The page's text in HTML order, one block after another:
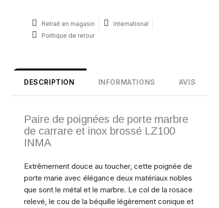
Retrait en magasin
International
Politique de retour
DESCRIPTION INFORMATIONS AVIS
Paire de poignées de porte marbre
de carrare et inox brossé LZ100
INMA
Extrêmement douce au toucher, cette poignée de
porte marie avec élégance deux matériaux nobles
que sont le métal et le marbre. Le col de la rosace
relevé, le cou de la béquille légèrement conique et